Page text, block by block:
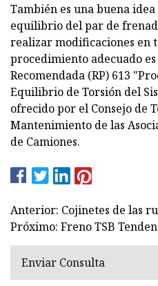
También es una buena
equilibrio del par de
realizar modificaciones en
procedimiento adecuado
Recomendada (RP) 613
Equilibrio de Torsión del
ofrecido por el Consejo de
Mantenimiento de las
de Camiones.
Anterior: Cojinetes de las
Próximo: Freno TSB
Enviar Consulta